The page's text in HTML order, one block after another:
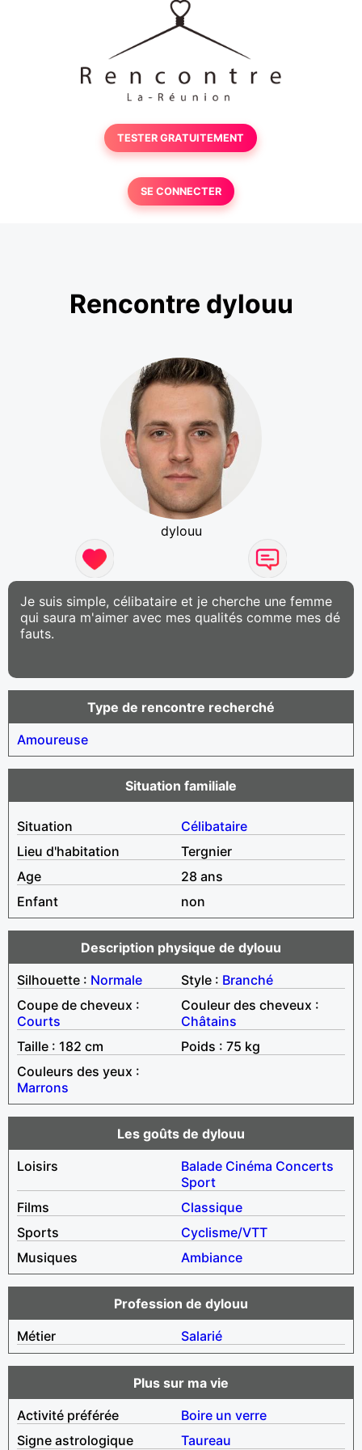
TESTER GRATUITEMENT
SE CONNECTER
Rencontre dylouu
dylouu
Je suis simple, célibataire et je cherche une femme
qui saura m'aimer avec mes qualités comme mes dé
fauts.
Type de rencontre recherché
Amoureuse
Situation familiale
Situation
Célibataire
Lieu d'habitation
Tergnier
Age
28 ans
Enfant
non
Description physique de dylouu
Silhouette : Normale Style : Branché
Coupe de cheveux :
Courts
Couleur des cheveux :
Châtains
Taille : 182 cm
Poids : 75 kg
Couleurs des yeux :
Marrons
Les goûts de dylouu
Loisirs
Balade Cinéma Concerts
Sport
Films
Classique
Sports
Cyclisme/VTT
Musiques
Ambiance
Profession de dylouu
Métier
Salarié
Plus sur ma vie
Activité préférée
Boire un verre
Signe astrologique
Taureau